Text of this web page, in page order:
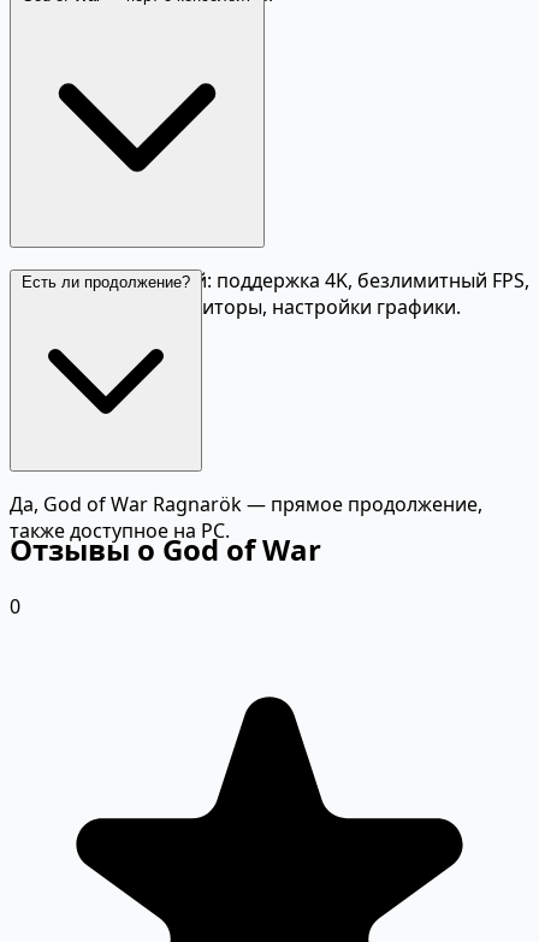
Да, но качественный: поддержка 4K, безлимитный FPS,
ультраширокие мониторы, настройки графики.
Есть ли продолжение?
Да, God of War Ragnarök — прямое продолжение,
также доступное на PC.
Отзывы о God of War
0